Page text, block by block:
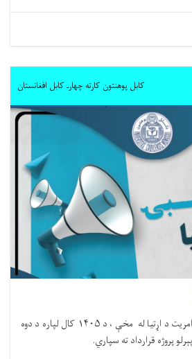
کابل پوهنتون کارته چهارـ کابل افغانستان
د کابل پوهنتون د تدارکاتو امریت د اړتیا له مخې ، د ۱۴۰۵ کال لپاره د دوه
پروژه قرارداد ته سپاري.